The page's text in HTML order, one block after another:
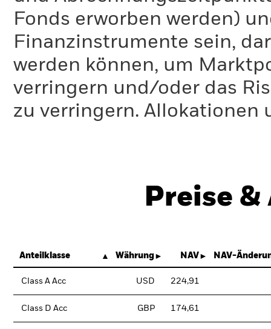
Fonds erworben werden)
Finanzinstrumente sein,
werden können, um
verringern und/oder das
zu verringern. Allokationen
Preise
Anteilklasse Währung NAV NAV-
Class A Acc USD 224,91
Class D Acc GBP 174,61